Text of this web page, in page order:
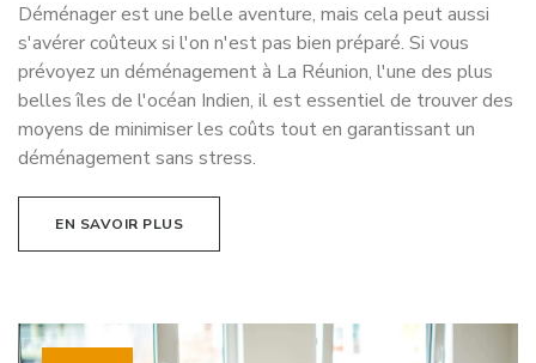
Déménager est une belle aventure, mais cela peut aussi
s'avérer coûteux si l'on n'est pas bien préparé. Si vous
prévoyez un déménagement à La Réunion, l'une des plus
belles îles de l'océan Indien, il est essentiel de trouver des
moyens de minimiser les coûts tout en garantissant un
déménagement sans stress.
EN SAVOIR PLUS